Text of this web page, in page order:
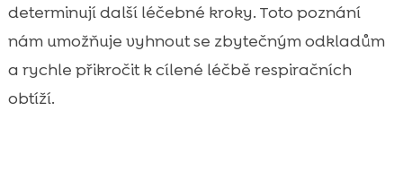
determinují další léčebné kroky. Toto poznání
nám umožňuje vyhnout se zbytečným odkladům
a rychle přikročit k cílené léčbě respiračních
obtíží.